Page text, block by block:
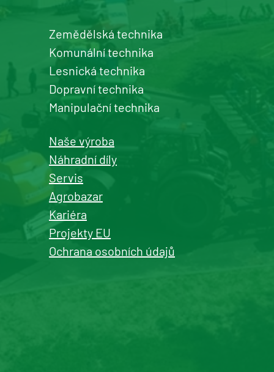
Zemědělská technika
Komunální technika
Lesnická technika
Dopravní technika
Manipulační technika
Naše výroba
Náhradní díly
Servis
Agrobazar
Kariéra
Projekty EU
Ochrana osobních údajů